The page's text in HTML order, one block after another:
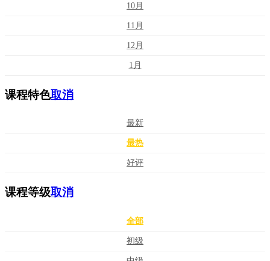
10月
11月
12月
1月
课程特色取消
最新
最热
好评
课程等级取消
全部
初级